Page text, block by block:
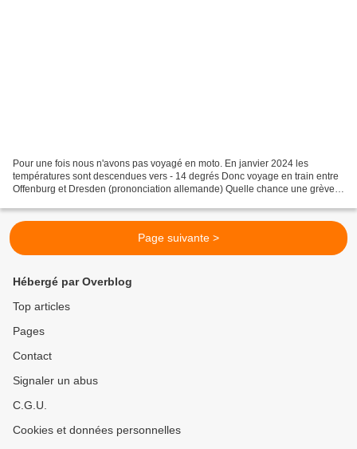
Pour une fois nous n'avons pas voyagé en moto. En janvier 2024 les
températures sont descendues vers - 14 degrés Donc voyage en train entre
Offenburg et Dresden (prononciation allemande) Quelle chance une grève
Page suivante >
Hébergé par Overblog
Top articles
Pages
Contact
Signaler un abus
C.G.U.
Cookies et données personnelles